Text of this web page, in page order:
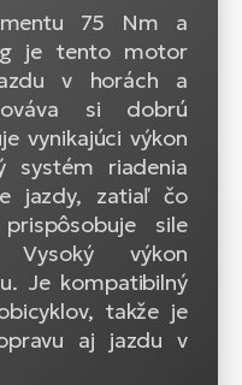
75 Nm a
je tento motor
v horách a
si dobrú
vynikajúci výkon
systém riadenia
jazdy, zatiaľ čo
sile
Vysoký výkon
Je kompatibilný
takže je
aj jazdu v